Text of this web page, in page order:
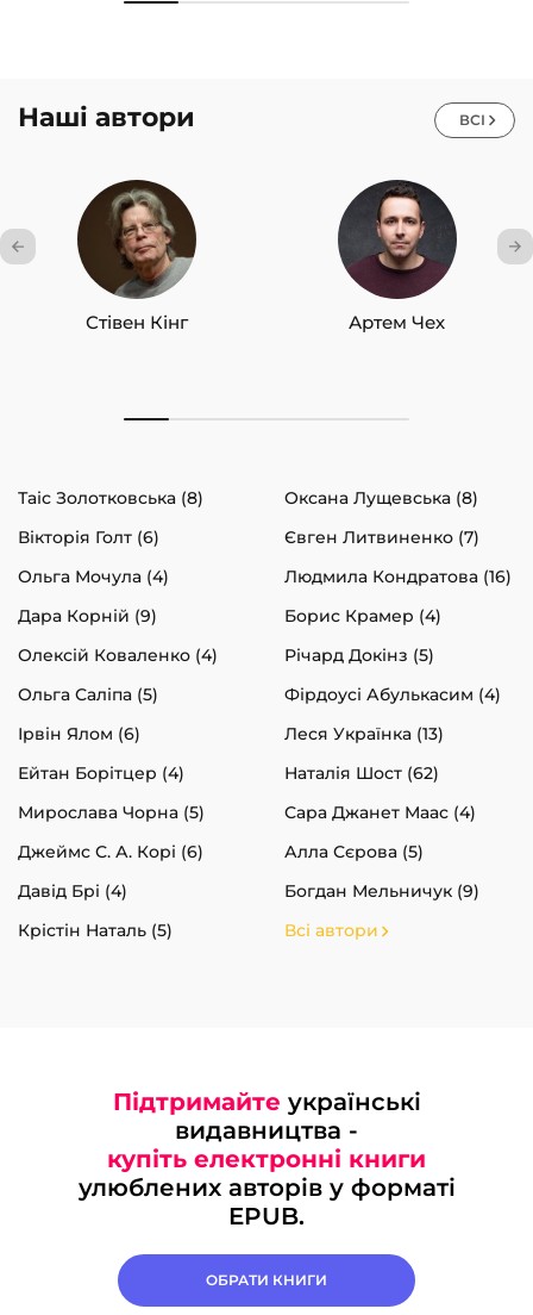
Наші автори ВСІ
Стівен Кінг Артем Чех
Таіс Золотковська (8)
Оксана Лущевська (8)
Вікторія Голт (6)
Євген Литвиненко (7)
Ольга Мочула (4)
Людмила Кондратова (16)
Дара Корній (9)
Борис Крамер (4)
Олексій Коваленко (4)
Річард Докінз (5)
Ольга Саліпа (5)
Фірдоусі Абулькасим (4)
Ірвін Ялом (6)
Леся Українка (13)
Ейтан Борітцер (4)
Наталія Шост (62)
Мирослава Чорна (5)
Сара Джанет Маас (4)
Джеймс С. А. Корі (6)
Алла Сєрова (5)
Давід Брі (4)
Богдан Мельничук (9)
Крістін Наталь (5)
Всі автори
Підтримайте українські
видавництва -
купіть електронні книги
улюблених авторів у форматі
EPUB.
ОБРАТИ КНИГИ